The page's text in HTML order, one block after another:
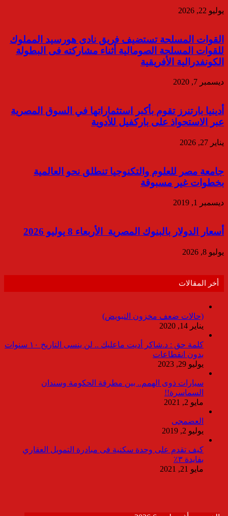
يوليو 22, 2026
القوات المسلحة تستضيف فريق نادى هورسيد المملوك
للقوات المسلحة الصومالية أثناء مشاركته فى البطولة
الكونفدرالية الأفريقية
ديسمبر 7, 2020
أدينيا بارتنرز تقوم بأكبر استثماراتها في السوق المصرية
عبر الاستحواذ على باركفيل للأدوية
يناير 27, 2026
جامعة مصر للعلوم والتكنوجيا تنطلق نحو العالمية
بخطوات غير مسبوقة
ديسمبر 1, 2019
أسعار الدولار بالبنوك المصرية الأربعاء 8 يوليو 2026
يوليو 8, 2026
أخر المقالات
(حالات ضعف مخزون التبويض)
يناير 14, 2020
كلمة حق : د.شاكر أديت ماعليك .. لن ينسى التاريخ ١٠ سنوات
بدون انقطاعات
يوليو 29, 2023
سيارات ذوى الهمم.. بين مطرقة الحكومة وسندان
السماسرة!!
مايو 2, 2021
العضمجى
يوليو 2, 2019
كيف تقدم على وحدة سكنية فى مبادرة التمويل العقاري
بفايدة ٣٪
مايو 21, 2021